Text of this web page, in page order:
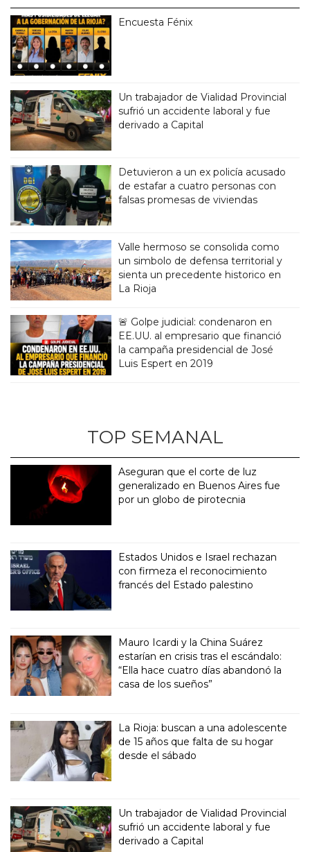
Encuesta Fénix
Un trabajador de Vialidad Provincial
sufrió un accidente laboral y fue
derivado a Capital
Detuvieron a un ex policía acusado
de estafar a cuatro personas con
falsas promesas de viviendas
Valle hermoso se consolida como
un simbolo de defensa territorial y
sienta un precedente historico en
La Rioja
🚨 Golpe judicial: condenaron en
EE.UU. al empresario que financió
la campaña presidencial de José
Luis Espert en 2019
TOP SEMANAL
Aseguran que el corte de luz
generalizado en Buenos Aires fue
por un globo de pirotecnia
Estados Unidos e Israel rechazan
con firmeza el reconocimiento
francés del Estado palestino
Mauro Icardi y la China Suárez
estarían en crisis tras el escándalo:
“Ella hace cuatro días abandonó la
casa de los sueños”
La Rioja: buscan a una adolescente
de 15 años que falta de su hogar
desde el sábado
Un trabajador de Vialidad Provincial
sufrió un accidente laboral y fue
derivado a Capital